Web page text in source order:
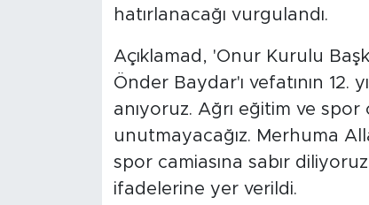
hatırlanacağı vurgulandı.
Açıklamad, 'Onur Kurulu
Önder Baydar'ı vefatının 12.
anıyoruz. Ağrı eğitim ve
unutmayacağız. Merhuma
spor camiasına sabır
ifadelerine yer verildi.